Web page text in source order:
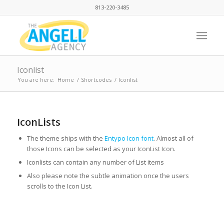
813-220-3485
Iconlist
You are here: Home / Shortcodes / Iconlist
IconLists
The theme ships with the Entypo Icon font. Almost all of
those Icons can be selected as your IconList Icon.
Iconlists can contain any number of List items
Also please note the subtle animation once the users
scrolls to the Icon List.